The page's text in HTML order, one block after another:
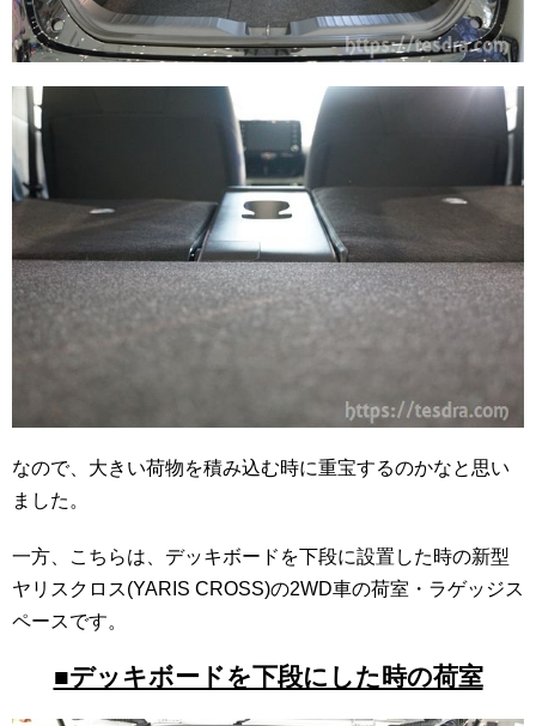
なので、大きい荷物を積み込む時に重宝するのかなと思い
ました。
一方、こちらは、デッキボードを下段に設置した時の新型
ヤリスクロス(YARIS CROSS)の2WD車の荷室・ラゲッジス
ペースです。
■デッキボードを下段にした時の荷室